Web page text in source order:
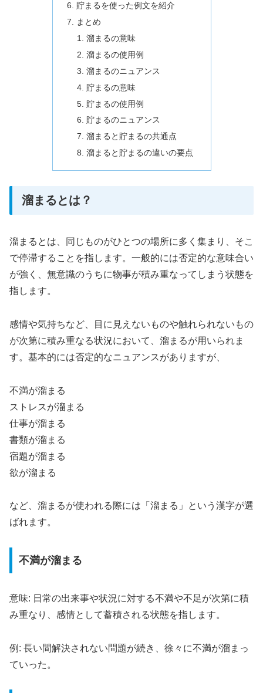
貯まるを使った例文を紹介
まとめ
溜まるの意味
溜まるの使用例
溜まるのニュアンス
貯まるの意味
貯まるの使用例
貯まるのニュアンス
溜まると貯まるの共通点
溜まると貯まるの違いの要点
溜まるとは？
溜まるとは、同じものがひとつの場所に多く集まり、そこ
で停滞することを指します。一般的には否定的な意味合い
が強く、無意識のうちに物事が積み重なってしまう状態を
指します。
感情や気持ちなど、目に見えないものや触れられないもの
が次第に積み重なる状況において、溜まるが用いられま
す。基本的には否定的なニュアンスがありますが、
不満が溜まる
ストレスが溜まる
仕事が溜まる
書類が溜まる
宿題が溜まる
欲が溜まる
など、溜まるが使われる際には「溜まる」という漢字が選
ばれます。
不満が溜まる
意味: 日常の出来事や状況に対する不満や不足が次第に積
み重なり、感情として蓄積される状態を指します。
例: 長い間解決されない問題が続き、徐々に不満が溜まっ
ていった。